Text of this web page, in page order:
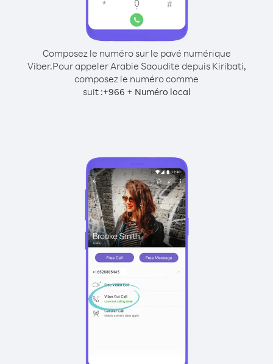
Composez le numéro sur le pavé numérique
Viber.Pour appeler Arabie Saoudite depuis Kiribati,
composez le numéro comme
suit :+966 + Numéro local